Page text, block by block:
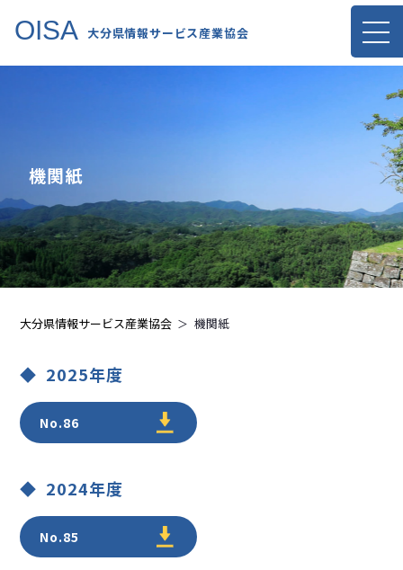
OISA 大分県情報サービス産業協会
機関紙
大分県情報サービス産業協会 機関紙
2025年度
No.86
2024年度
No.85